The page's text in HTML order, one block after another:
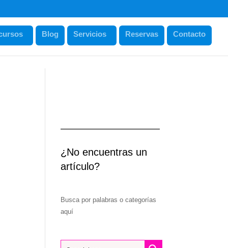
Blog Servicios Reservas Contacto
¿No encuentras un
artículo?
Busca por palabras o categorías
aquí